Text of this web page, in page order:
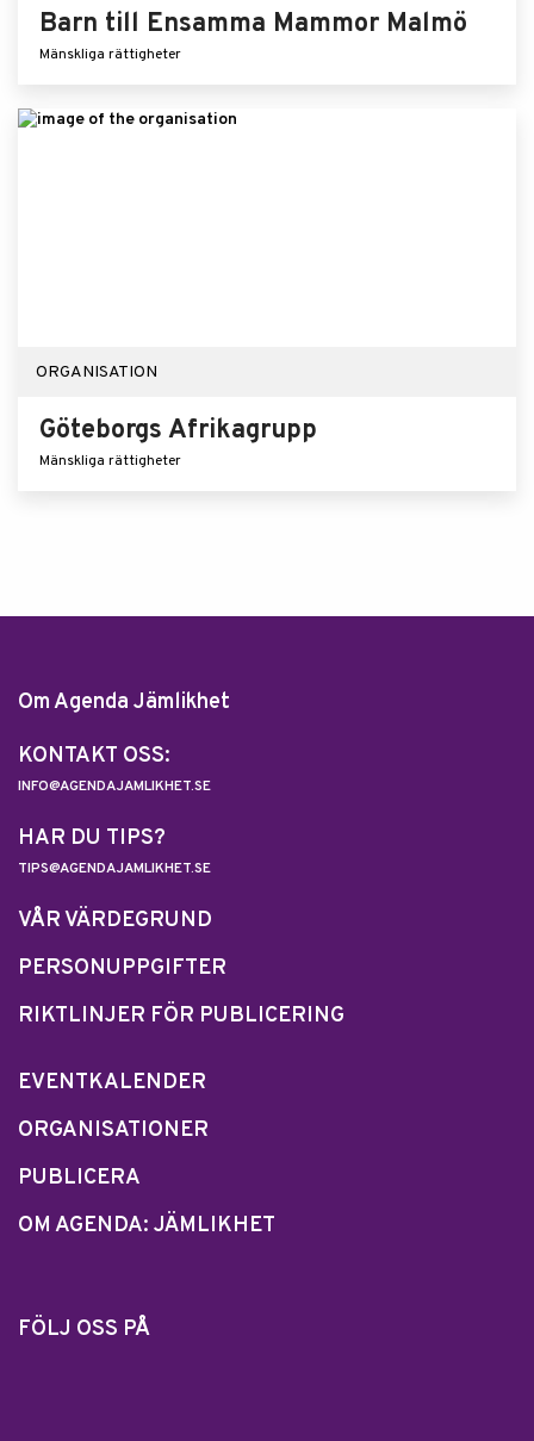
Barn till Ensamma Mammor Malmö
Mänskliga rättigheter
ORGANISATION
Göteborgs Afrikagrupp
Mänskliga rättigheter
Om Agenda Jämlikhet
KONTAKT OSS:
INFO@AGENDAJAMLIKHET.SE
HAR DU TIPS?
TIPS@AGENDAJAMLIKHET.SE
VÅR VÄRDEGRUND
PERSONUPPGIFTER
RIKTLINJER FÖR PUBLICERING
EVENTKALENDER
ORGANISATIONER
PUBLICERA
OM AGENDA: JÄMLIKHET
FÖLJ OSS PÅ